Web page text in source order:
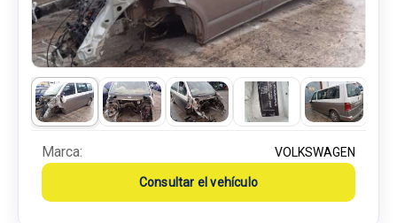
Marca: VOLKSWAGEN
Consultar el vehículo